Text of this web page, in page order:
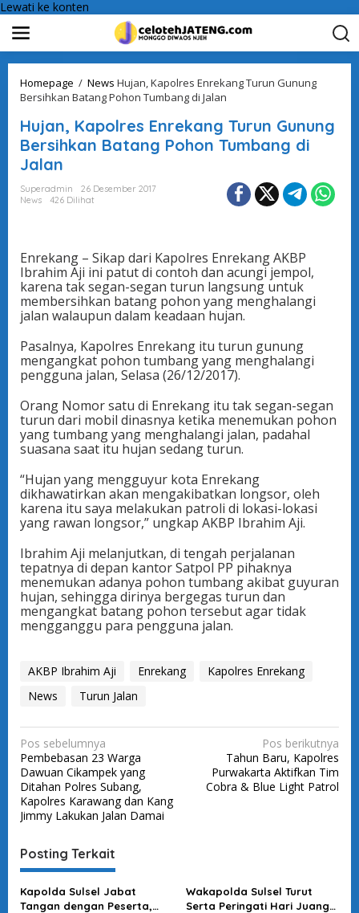
Lewati ke konten
Homepage / News Hujan, Kapolres Enrekang Turun Gunung
Bersihkan Batang Pohon Tumbang di Jalan
Hujan, Kapolres Enrekang Turun Gunung
Bersihkan Batang Pohon Tumbang di
Jalan
Superadmin
26 Desember 2017
News
426 Dilihat
Enrekang – Sikap dari Kapolres Enrekang AKBP
Ibrahim Aji ini patut di contoh dan acungi jempol,
karena tak segan-segan turun langsung untuk
membersihkan batang pohon yang menghalangi
jalan walaupun dalam keadaan hujan.
Pasalnya, Kapolres Enrekang itu turun gunung
mengangkat pohon tumbang yang menghalangi
pengguna jalan, Selasa (26/12/2017).
Orang Nomor satu di Enrekang itu tak segan-segan
turun dari mobil dinasnya ketika menemukan pohon
yang tumbang yang menghalangi jalan, padahal
suasana saat itu hujan sedang turun.
“Hujan yang mengguyur kota Enrekang
dikhawatirkan akan mengakibatkan longsor, oleh
karena itu saya melakukan patroli di lokasi-lokasi
yang rawan longsor,” ungkap AKBP Ibrahim Aji.
Ibrahim Aji melanjutkan, di tengah perjalanan
tepatnya di depan kantor Satpol PP pihaknya
menemukan adanya pohon tumbang akibat guyuran
hujan, sehingga dirinya bergegas turun dan
mengangkat batang pohon tersebut agar tidak
mengganggu para pengguna jalan.
AKBP Ibrahim Aji Enrekang
Kapolres Enrekang
News
Turun Jalan
N
a
v
i
a
s
i
Pos sebelumnya
Pembebasan 23 Warga
Dawuan Cikampek yang
Ditahan Polres Subang,
Kapolres Karawang dan Kang
Jimmy Lakukan Jalan Damai
Pos berikutnya
Tahun Baru, Kapolres
Purwakarta Aktifkan Tim
Cobra & Blue Light Patrol
Posting Terkait
Kapolda Sulsel Jabat
Tangan dengan Peserta,
Wakapolda Sulsel Turut
Serta Peringati Hari Juang